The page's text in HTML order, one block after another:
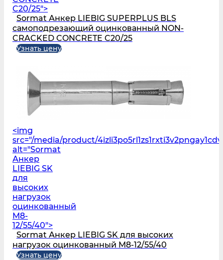
C20/25">
Sormat Анкер LIEBIG SUPERPLUS BLS
самоподрезающий оцинкованный NON-
CRACKED CONCRETE C20/25
Узнать цену
<img
src="/media/product/
alt="Sormat
Анкер
LIEBIG SK
для
высоких
нагрузок
оцинкованный
M8-
12/55/40">
Sormat Анкер LIEBIG SK для высоких
нагрузок оцинкованный M8-12/55/40
Узнать цену